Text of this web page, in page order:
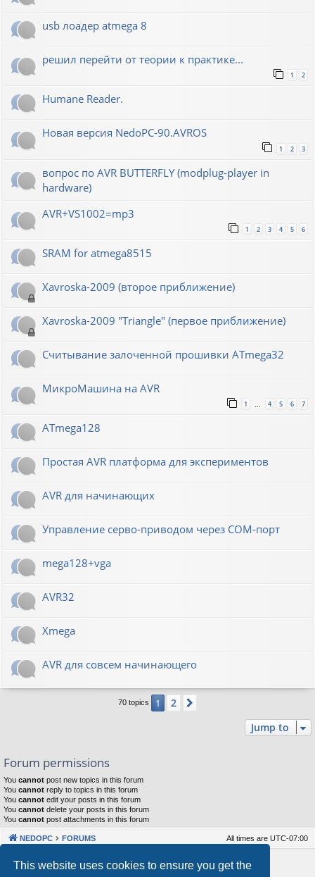
This website uses cookies to ensure you get the
usb лоадер atmega 8
решил перейти от теории к практике...
1 2
Humane Reader.
Новая версия NedoPC-90.AVROS
1 2 3
вопрос по AVR BUTTERFLY (modplug-player in
hardware)
AVR+VS1002=mp3
1 2 3 4 5 6
SRAM for atmega8515
Xavroska-2009 (второе приближение)
Xavroska-2009 "Triangle" (первое приближение)
Считывание залоченной прошивки ATmega32
МикроМашина на AVR
1 4 5 6 7
ATmega128
Простая AVR платформа для экспериментов
AVR для начинающих
Управление серво-приводом через COM-порт
mega128+vga
AVR32
Xmega
AVR для совсем начинающего
70 topics 1 2
Jump to
Forum permissions
You cannot post new topics in this forum
You cannot reply to topics in this forum
You cannot edit your posts in this forum
You cannot delete your posts in this forum
You cannot post attachments in this forum
NEDOPC FORUMS All times are UTC-07:00
Powered byphpBB® Forum Software © phpBB Limited